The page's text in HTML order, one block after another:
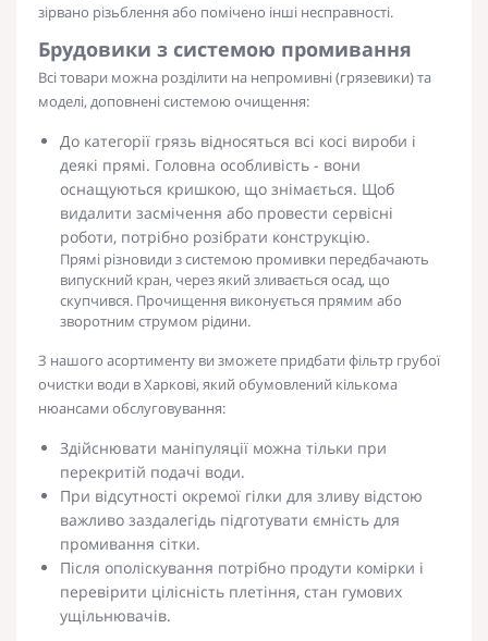
зірвано різьблення або помічено інші несправності.
Брудовики з системою промивання
Всі товари можна розділити на непромивні (грязевики) та
моделі, доповнені системою очищення:
До категорії грязь відносяться всі косі вироби і
деякі прямі. Головна особливість - вони
оснащуються кришкою, що знімається. Щоб
видалити засмічення або провести сервісні
роботи, потрібно розібрати конструкцію.
Прямі різновиди з системою промивки передбачають
випускний кран, через який зливається осад, що
скупчився. Прочищення виконується прямим або
зворотним струмом рідини.
З нашого асортименту ви зможете придбати фільтр грубої
очистки води в Харкові, який обумовлений кількома
нюансами обслуговування:
Здійснювати маніпуляції можна тільки при
перекритій подачі води.
При відсутності окремої гілки для зливу відстою
важливо заздалегідь підготувати ємність для
промивання сітки.
Після ополіскування потрібно продути комірки і
перевірити цілісність плетіння, стан гумових
ущільнювачів.